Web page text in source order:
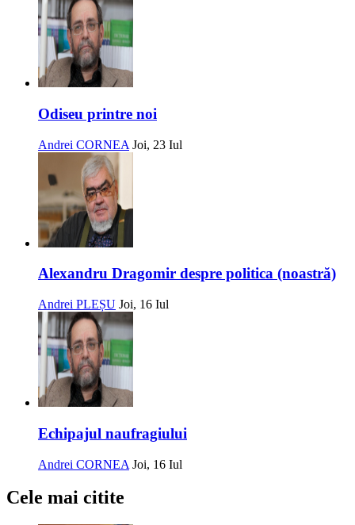
Odiseu printre noi
Andrei CORNEA Joi, 23 Iul
Alexandru Dragomir despre politica (noastră)
Andrei PLEȘU Joi, 16 Iul
Echipajul naufragiului
Andrei CORNEA Joi, 16 Iul
Cele mai citite